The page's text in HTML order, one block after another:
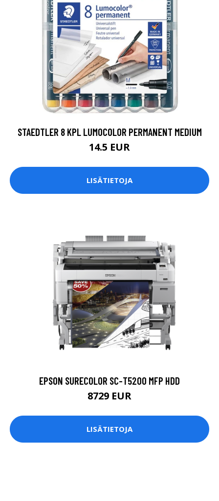
STAEDTLER 8 KPL LUMOCOLOR PERMANENT MEDIUM
14.5 EUR
LISÄTIETOJA
EPSON SURECOLOR SC-T5200 MFP HDD
8729 EUR
LISÄTIETOJA